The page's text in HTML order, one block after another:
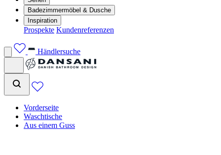
Badezimmermöbel & Dusche
Inspiration
Prospekte Kundenreferenzen
Händlersuche
Vorderseite
Waschtische
Aus einem Guss